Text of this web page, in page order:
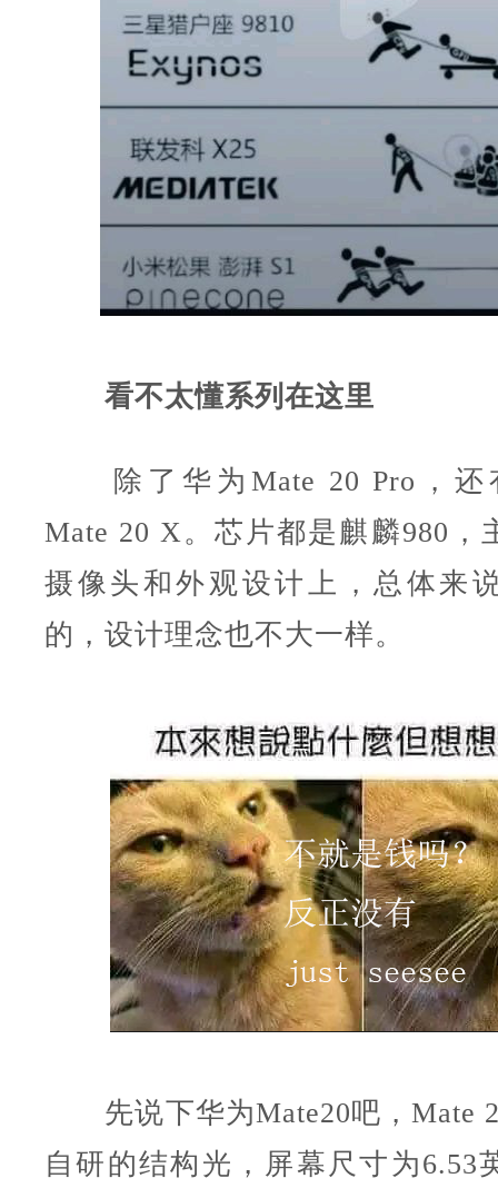
看不太懂系列在这里
除了华为Mate 20 Pro，还
Mate 20 X。芯片都是麒麟980，
摄像头和外观设计上，总体来
的，设计理念也不大一样。
先说下华为Mate20吧，Mate
自研的结构光，屏幕尺寸为6.53